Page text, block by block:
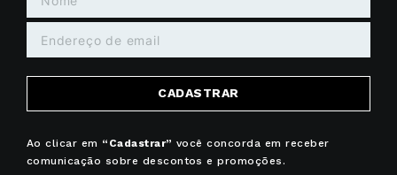
CADASTRAR
Ao clicar em “Cadastrar” você concorda em receber
comunicação sobre descontos e promoções.